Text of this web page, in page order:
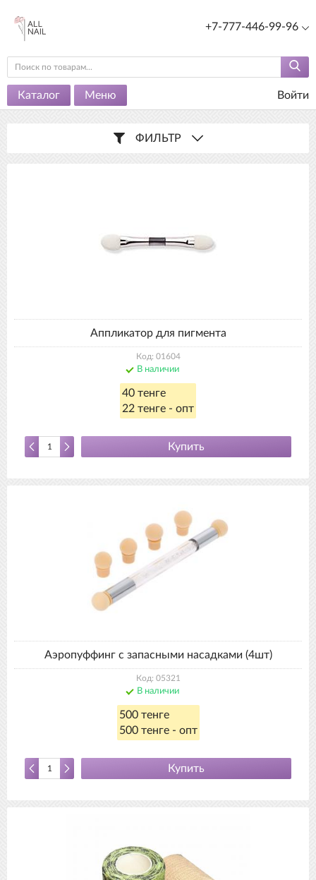
+7-777-446-99-96
Каталог Меню Войти
ФИЛЬТР
Аппликатор для пигмента
Код: 01604
В наличии
40 тенге
22 тенге - опт
Купить
Аэропуффинг с запасными насадками (4шт)
Код: 05321
В наличии
500 тенге
500 тенге - опт
Купить